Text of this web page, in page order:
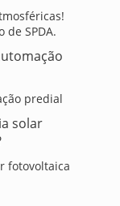
de SPDA.
predial
fotovoltaica